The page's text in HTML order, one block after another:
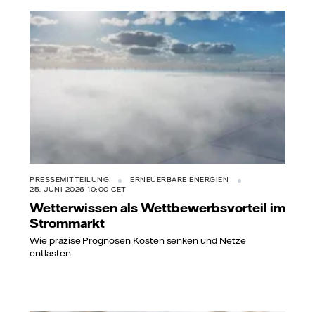
PRESSEMITTEILUNG
ERNEUERBARE ENERGIEN
25. JUNI 2026 10:00 CET
Wetterwissen als Wettbewerbsvorteil im
Strommarkt
Wie präzise Prognosen Kosten senken und Netze
entlasten